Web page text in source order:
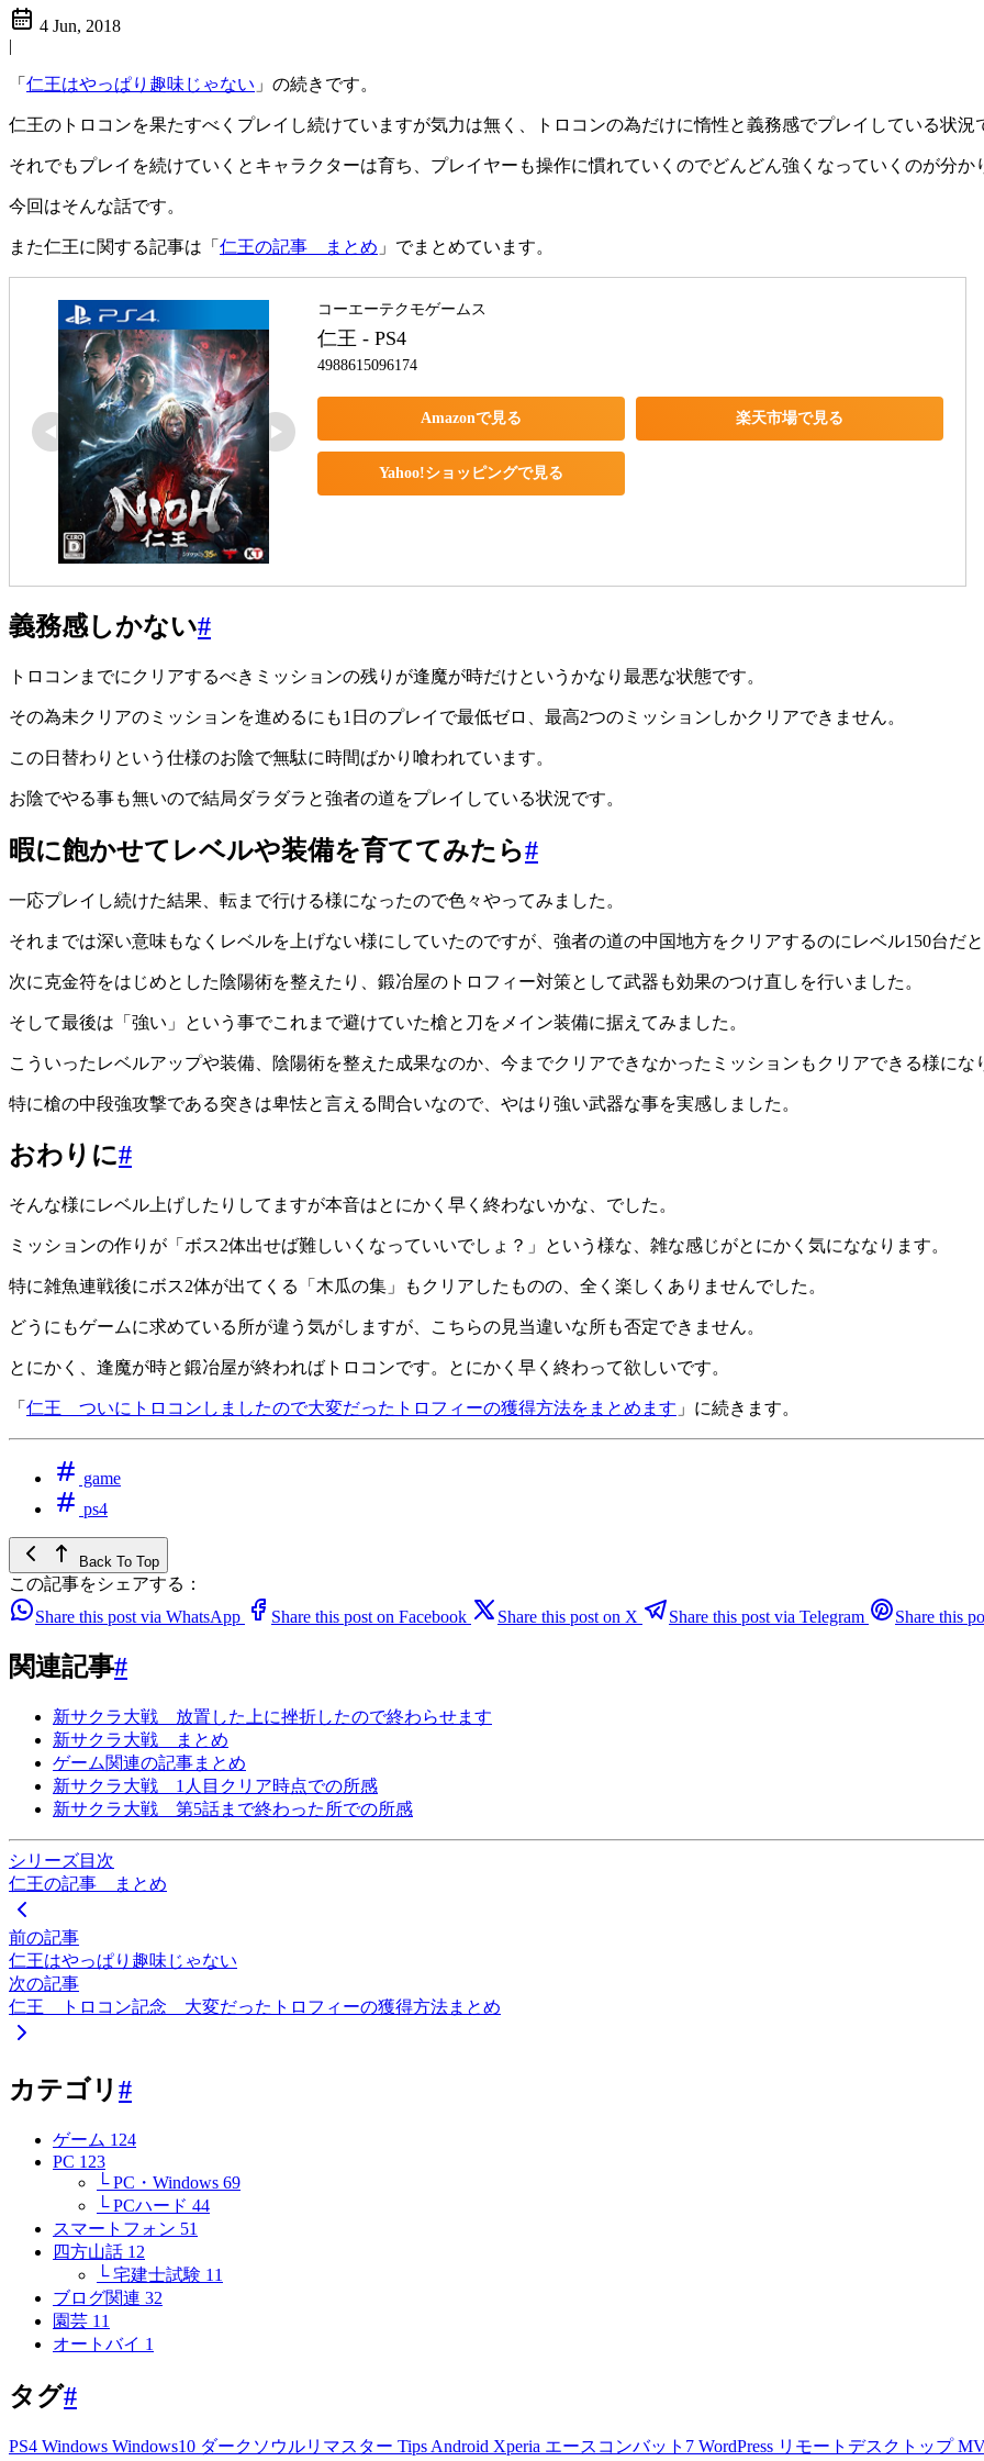
4 Jun, 2018
|
「 仁王はやっぱり趣味じゃない 」の続きです。
仁王のトロコンを果たすべくプレイし続けていますが気力は無く、トロコンの為だけに惰性と義務感でプレイしている状況
それでもプレイを続けていくとキャラクターは育ち、プレイヤーも操作に慣れていくのでどんどん強くなっていくのが分か
今回はそんな話です。
また仁王に関する記事は「 仁王の記事 まとめ 」でまとめています。
コーエーテクモゲームス
仁王 - PS4
4988615096174
Amazonで見る 楽天市場で見る
Yahoo!ショッピングで見る
義務感しかない#
トロコンまでにクリアするべきミッションの残りが逢魔が時だけというかなり最悪な状態です。
その為未クリアのミッションを進めるにも1日のプレイで最低ゼロ、最高2つのミッションしかクリアできません。
この日替わりという仕様のお陰で無駄に時間ばかり喰われています。
お陰でやる事も無いので結局ダラダラと強者の道をプレイしている状況です。
暇に飽かせてレベルや装備を育ててみたら#
一応プレイし続けた結果、転まで行ける様になったので色々やってみました。
それまでは深い意味もなくレベルを上げない様にしていたのですが、強者の道の中国地方をクリアするのにレベル150台だ
次に克金符をはじめとした陰陽術を整えたり、鍛冶屋のトロフィー対策として武器も効果のつけ直しを行いました。
そして最後は「強い」という事でこれまで避けていた槍と刀をメイン装備に据えてみました。
こういったレベルアップや装備、陰陽術を整えた成果なのか、今までクリアできなかったミッションもクリアできる様にな
特に槍の中段強攻撃である突きは卑怯と言える間合いなので、やはり強い武器な事を実感しました。
おわりに#
そんな様にレベル上げしたりしてますが本音はとにかく早く終わないかな、でした。
ミッションの作りが「ボス2体出せば難しいくなっていいでしょ？」という様な、雑な感じがとにかく気にななります。
特に雑魚連戦後にボス2体が出てくる「木瓜の集」もクリアしたものの、全く楽しくありませんでした。
どうにもゲームに求めている所が違う気がしますが、こちらの見当違いな所も否定できません。
とにかく、逢魔が時と鍛冶屋が終わればトロコンです。とにかく早く終わって欲しいです。
「 仁王 ついにトロコンしましたので大変だったトロフィーの獲得方法をまとめます 」に続きます。
game
ps4
Back To Top
この記事をシェアする：
Share this post via WhatsApp
Share this post on Facebook Share this post on X Share this post via Telegram Share this
関連記事#
新サクラ大戦 放置した上に挫折したので終わらせます
新サクラ大戦 まとめ
ゲーム関連の記事まとめ
新サクラ大戦 1人目クリア時点での所感
新サクラ大戦 第5話まで終わった所での所感
シリーズ目次
仁王の記事 まとめ
前の記事
仁王はやっぱり趣味じゃない
次の記事
仁王 トロコン記念 大変だったトロフィーの獲得方法まとめ
カテゴリ #
ゲーム 124
PC 123
└ PC・Windows 69
└ PCハード 44
スマートフォン 51
四方山話 12
└ 宅建士試験 11
ブログ関連 32
園芸 11
オートバイ 1
タグ#
PS4 Windows Windows10 ダークソウルリマスター Tips Android Xperia エースコンバット7 WordPress リモートデスクトップ